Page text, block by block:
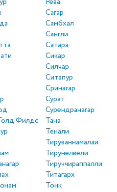
Филдс
Сагар
Самбхал
Сангли
Сатара
Сикар
Силчар
Ситапур
Сринагар
Сурат
Сурендранагар
Тана
Тенали
Тируваннамалаи
Тирунелвели
Тируччираппалли
Титагарх
Тонк